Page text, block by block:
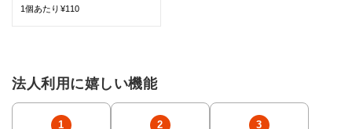
1個あたり¥110
法人利用に嬉しい機能